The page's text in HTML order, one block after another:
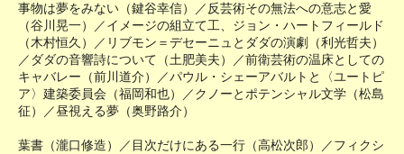
事物は夢をみない（鍵谷幸信）／反芸術その無法への意志と愛
（谷川晃一）／イメージの組立て工、ジョン・ハートフィールド
（木村恒久）／リブモン＝デセーニュとダダの演劇（利光哲夫）
／ダダの音響詩について（土肥美夫）／前衛芸術の温床としての
キャバレー（前川道介）／パウル・シェーアバルトと〈ユートピ
ア〉建築委員会（福岡和也）／クノーとポテンシャル文学（松島
征）／昼視える夢（奥野路介）
葉書（瀧口修造）／目次だけにある一行（高松次郎）／フィクシ